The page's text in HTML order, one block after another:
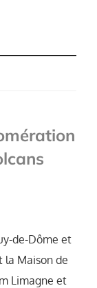
de-Dôme et
la Maison de
Limagne et